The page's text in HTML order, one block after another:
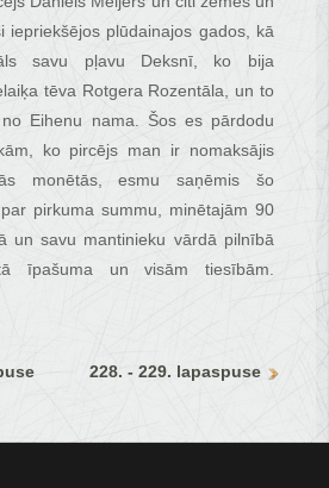
iepriekšējos plūdainajos gados, kā
savu pļavu Deksnī, ko bija
tēva Rotgera Rozentāla, un to
Eihenu nama. Šos es pārdodu
ko pircējs man ir nomaksājis
monētās, esmu saņēmis šo
pirkuma summu, minētajām 90
un savu mantinieku vārdā pilnībā
īpašuma un visām tiesībām.
228. - 229. lapaspuse